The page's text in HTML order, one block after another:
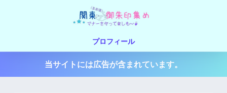
プロフィール
当サイトには広告が含まれています。